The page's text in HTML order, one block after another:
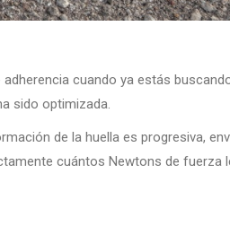
cuando ya estás
sido optimizada.
de la huella es progresiva,
cuántos Newtons de fuerza